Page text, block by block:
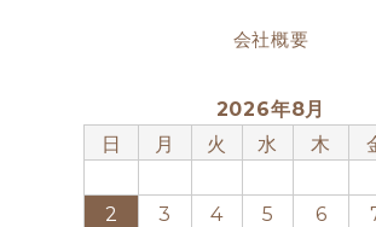
会社概要
2026年8月
日
月 火 水 木
2
3 4 5 6